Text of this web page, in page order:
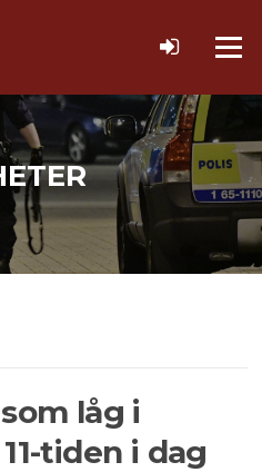
Meny
låg i
tiden i dag